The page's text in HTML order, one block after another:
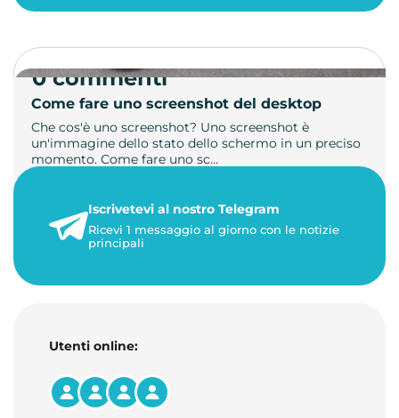
Come fare uno screenshot del desktop
Che cos'è uno screenshot? Uno screenshot è
un'immagine dello stato dello schermo in un preciso
momento. Come fare uno sc…
1 minuto di lettura
0 commenti
Iscrivetevi al nostro Telegram
Ricevi 1 messaggio al giorno con le notizie
principali
Utenti online: